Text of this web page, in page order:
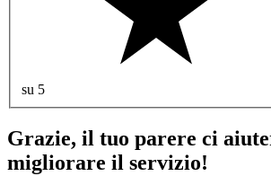
su 5
Grazie, il tuo parere ci
migliorare il servizio!